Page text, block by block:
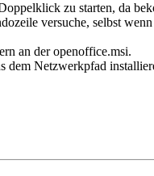
zu starten, da
versuche, selbst
an der openoffice.msi.
Netzwerkpfad